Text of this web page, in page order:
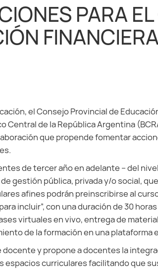
PARA
el Consejo Provincial de
Central de la República Argentina
que propende fomentar
de tercer año en adelante – del
gestión pública, privada y/o social,
afines podrán preinscribirse al
incluir”, con una duración de 30
virtuales en vivo, entrega de
de la formación en una plataforma
y propone a docentes la
espacios curriculares facilitando que